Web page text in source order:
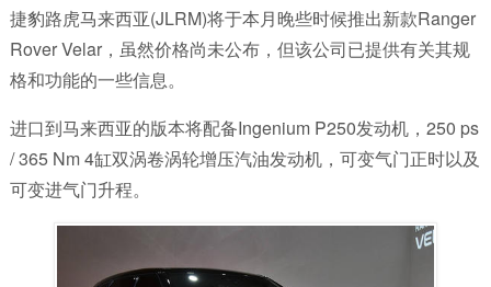
捷豹路虎马来西亚(JLRM)将于本月晚些时候推出新款Ranger
Rover Velar，虽然价格尚未公布，但该公司已提供有关其规
格和功能的一些信息。
进口到马来西亚的版本将配备Ingenium P250发动机，250 ps
/ 365 Nm 4缸双涡卷涡轮增压汽油发动机，可变气门正时以及
可变进气门升程。